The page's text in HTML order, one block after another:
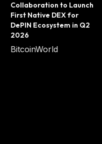
Collaboration to Launch
First Native DEX for
DePIN Ecosystem in Q2
2026
BitcoinWorld